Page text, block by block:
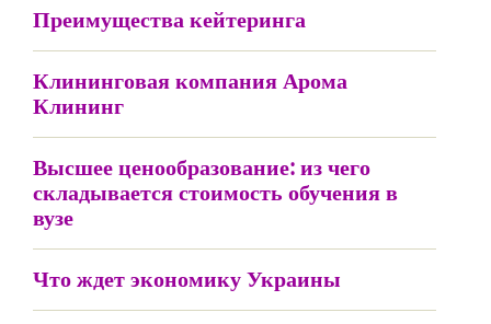
Преимущества кейтеринга
Клининговая компания Арома
Клининг
Высшее ценообразование: из чего
складывается стоимость обучения в
вузе
Что ждет экономику Украины